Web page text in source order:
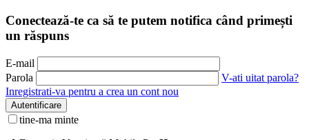
Conectează-te ca să te putem notifica când primești
un răspuns
E-mail
Parola
V-ati uitat parola?
Inregistrati-va pentru a crea un cont nou
Autentificare
tine-ma minte